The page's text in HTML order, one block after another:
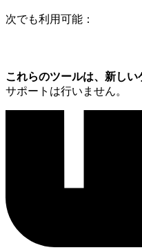
次でも利用可能：
これらのツールは、新しい
サポートは行いません。